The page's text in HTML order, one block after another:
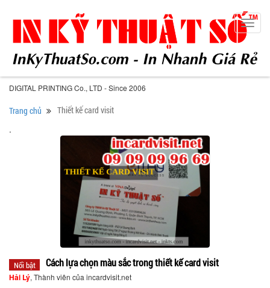
DIGITAL PRINTING Co., LTD - Since 2006
Trang chủ Thiết kế card visit
.
Nổi bật Cách lựa chọn màu sắc trong thiết kế card visit
Hải Lý, Thành viên của incardvisit.net